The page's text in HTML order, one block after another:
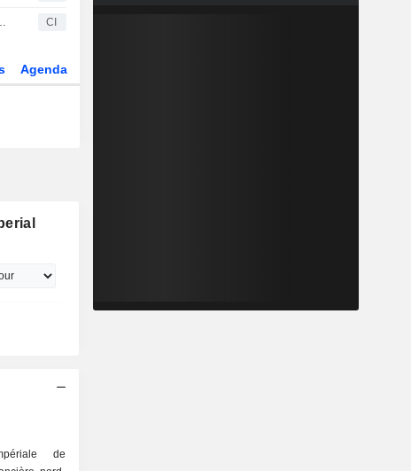
première dans le secteur bancaire canadien CI
Agenda
de